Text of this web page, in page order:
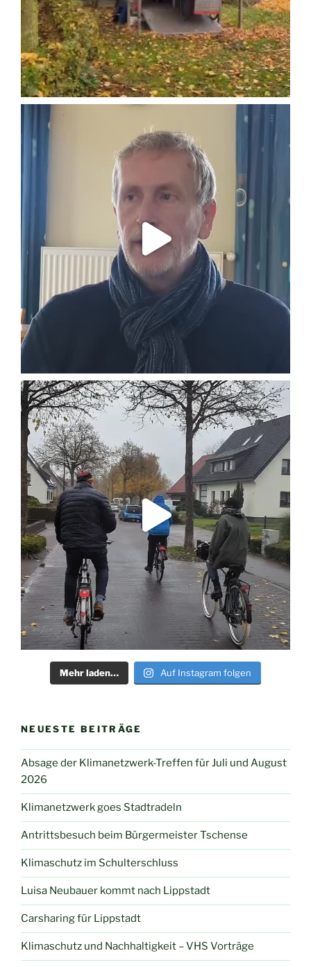
Mehr laden… Auf Instagram folgen
NEUESTE BEITRÄGE
Absage der Klimanetzwerk-Treffen für Juli und August
2026
Klimanetzwerk goes Stadtradeln
Antrittsbesuch beim Bürgermeister Tschense
Klimaschutz im Schulterschluss
Luisa Neubauer kommt nach Lippstadt
Carsharing für Lippstadt
Klimaschutz und Nachhaltigkeit – VHS Vorträge